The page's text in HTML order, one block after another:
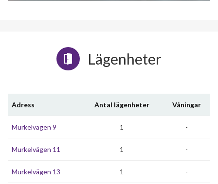
Lägenheter
Adress Antal lägenheter Våningar
Murkelvägen 9 1 -
Murkelvägen 11 1 -
Murkelvägen 13 1 -